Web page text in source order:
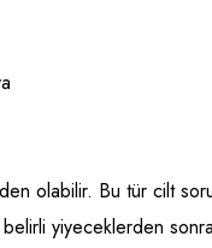
olabilir. Bu tür cilt
yiyeceklerden